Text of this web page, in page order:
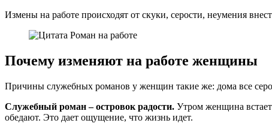
Измены на работе происходят от скуки, серости, неумения
Почему изменяют на работе женщины
Причины служебных романов у женщин такие же: дома все
Служебный роман – островок радости. Утром женщина встает
обедают. Это дает ощущение, что жизнь идет.